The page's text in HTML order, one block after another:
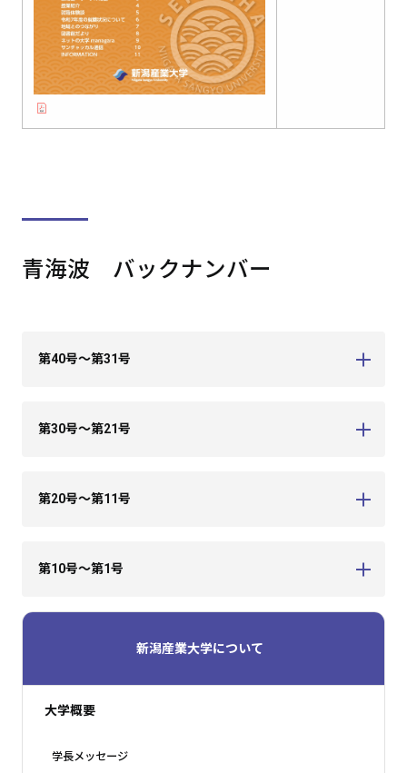
青海波 バックナンバー
第40号～第31号
第30号～第21号
第20号～第11号
第10号～第1号
新潟産業大学について
大学概要
学長メッセージ